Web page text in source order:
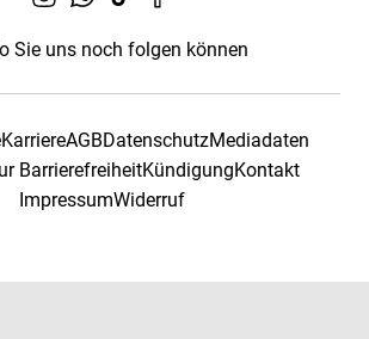
Sie uns noch folgen können
KarriereAGBDatenschutzMediadaten
BarrierefreiheitKündigungKontakt
ImpressumWiderruf